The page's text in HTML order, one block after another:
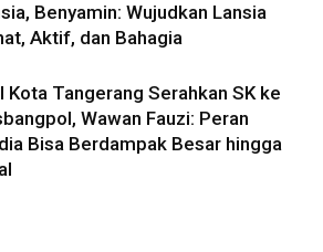
Benyamin: Wujudkan Lansia
Aktif, dan Bahagia
Kota Tangerang Serahkan SK ke
Wawan Fauzi: Peran
Bisa Berdampak Besar hingga